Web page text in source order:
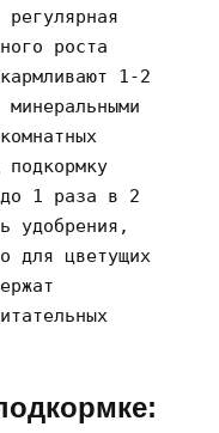
роста
1-2
до 1 раза в 2
удобрения‚
для цветущих